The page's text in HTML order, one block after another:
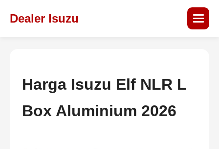
Dealer Isuzu
Harga Isuzu Elf NLR L
Box Aluminium 2026